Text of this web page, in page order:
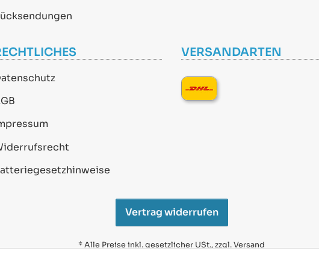
VERSANDARTEN
Vertrag widerrufen
* Alle Preise inkl. gesetzlicher USt., zzgl.Versand